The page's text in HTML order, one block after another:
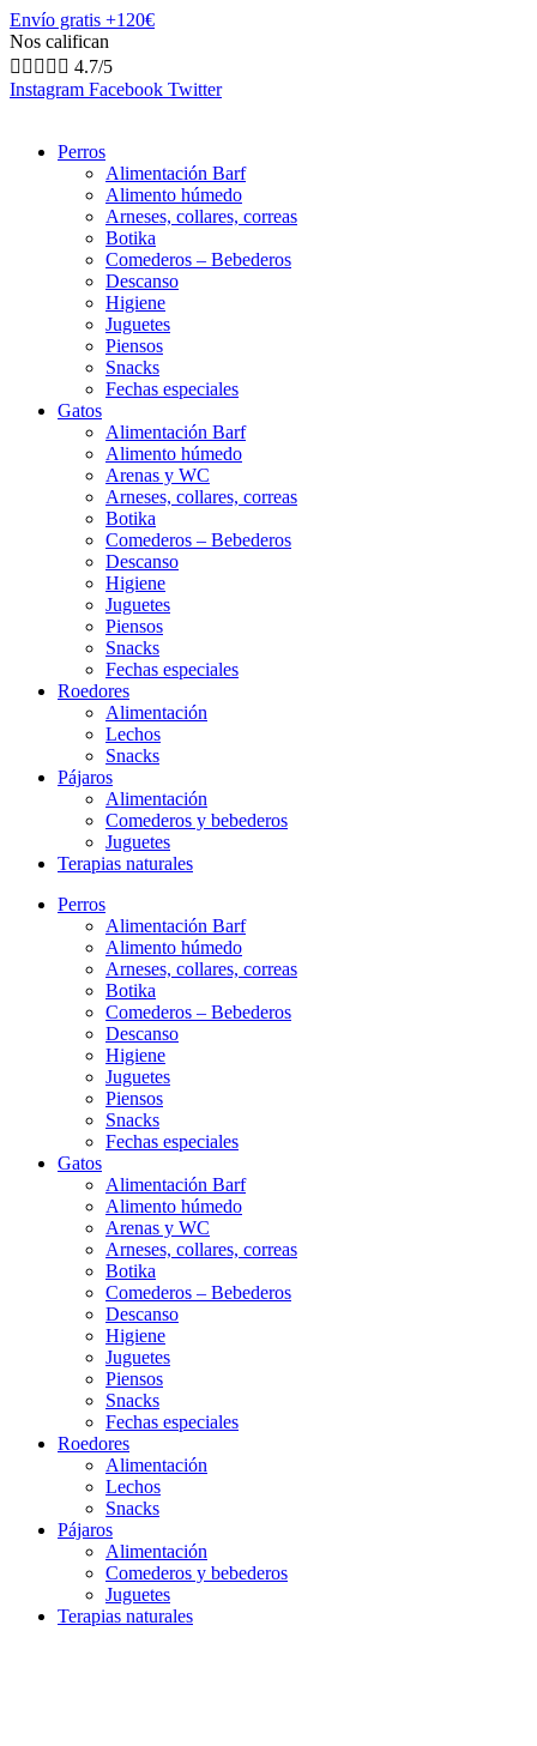
Envío gratis +120€
Nos califican
     4.7/5
Instagram Facebook Twitter
Perros
Alimentación Barf
Alimento húmedo
Arneses, collares, correas
Botika
Comederos – Bebederos
Descanso
Higiene
Juguetes
Piensos
Snacks
Fechas especiales
Gatos
Alimentación Barf
Alimento húmedo
Arenas y WC
Arneses, collares, correas
Botika
Comederos – Bebederos
Descanso
Higiene
Juguetes
Piensos
Snacks
Fechas especiales
Roedores
Alimentación
Lechos
Snacks
Pájaros
Alimentación
Comederos y bebederos
Juguetes
Terapias naturales
Perros
Alimentación Barf
Alimento húmedo
Arneses, collares, correas
Botika
Comederos – Bebederos
Descanso
Higiene
Juguetes
Piensos
Snacks
Fechas especiales
Gatos
Alimentación Barf
Alimento húmedo
Arenas y WC
Arneses, collares, correas
Botika
Comederos – Bebederos
Descanso
Higiene
Juguetes
Piensos
Snacks
Fechas especiales
Roedores
Alimentación
Lechos
Snacks
Pájaros
Alimentación
Comederos y bebederos
Juguetes
Terapias naturales